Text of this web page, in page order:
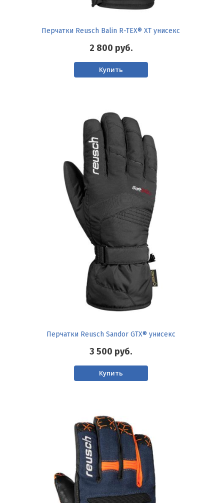
Перчатки Reusch Balin R-TEX® XT унисекс
2 800 руб.
Купить
Перчатки Reusch Sandor GTX® унисекс
3 500 руб.
Купить